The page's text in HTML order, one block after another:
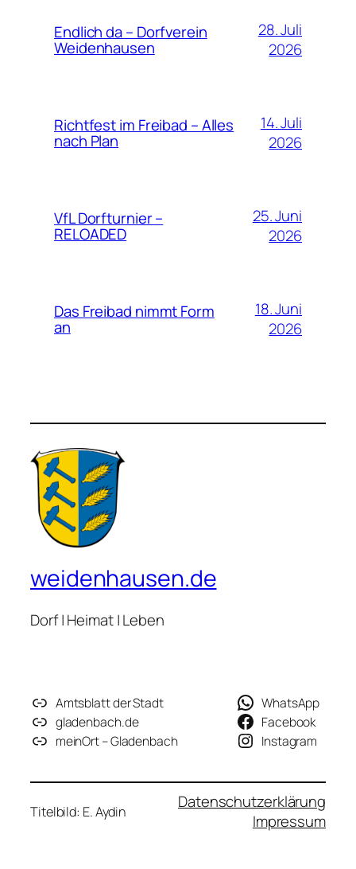
Endlich da – Dorfverein
Weidenhausen
28. Juli
2026
Richtfest im Freibad – Alles
nach Plan
14. Juli
2026
VfL Dorfturnier –
RELOADED
25. Juni
2026
Das Freibad nimmt Form
an
18. Juni
2026
weidenhausen.de
Dorf | Heimat | Leben
Amtsblatt der Stadt
gladenbach.de
meinOrt – Gladenbach
WhatsApp
Facebook
Instagram
Titelbild: E. Aydin
Datenschutzerklärung
Impressum